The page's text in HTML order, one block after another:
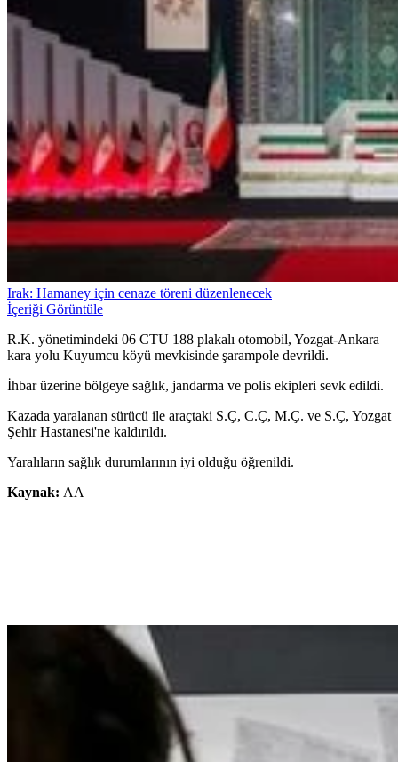
Irak: Hamaney için cenaze töreni düzenlenecek
İçeriği Görüntüle
R.K. yönetimindeki 06 CTU 188 plakalı otomobil, Yozgat-Ankara
kara yolu Kuyumcu köyü mevkisinde şarampole devrildi.
İhbar üzerine bölgeye sağlık, jandarma ve polis ekipleri sevk edildi.
Kazada yaralanan sürücü ile araçtaki S.Ç, C.Ç, M.Ç. ve S.Ç, Yozgat
Şehir Hastanesi'ne kaldırıldı.
Yaralıların sağlık durumlarının iyi olduğu öğrenildi.
Kaynak: AA